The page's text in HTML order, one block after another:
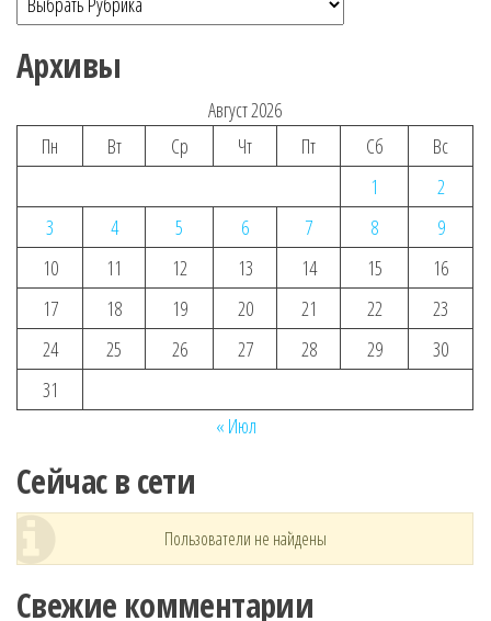
Архивы
Август 2026
Пн
Вт Ср Чт Пт Сб
Вс
1
2
3
4 5 6 7 8
9
10
11 12 13 14 15
16
17
18 19 20 21 22
23
24
25 26 27 28 29
30
31
« Июл
Сейчас в сети
Пользователи не найдены
Свежие комментарии